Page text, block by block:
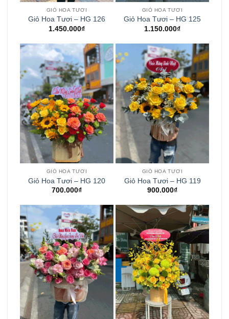
GIỎ HOA TƯƠI
Giỏ Hoa Tươi – HG 126
1.450.000₫
GIỎ HOA TƯƠI
Giỏ Hoa Tươi – HG 125
1.150.000₫
GIỎ HOA TƯƠI
Giỏ Hoa Tươi – HG 120
700.000₫
GIỎ HOA TƯƠI
Giỏ Hoa Tươi – HG 119
900.000₫